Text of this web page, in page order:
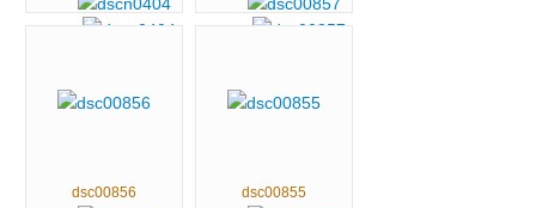
dsc00856 dsc00855